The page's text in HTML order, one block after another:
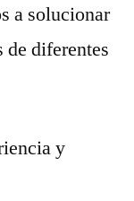
a solucionar
de diferentes
y